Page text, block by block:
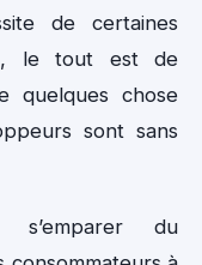
de certaines
le tout est de
quelques chose
sont sans
s’emparer du